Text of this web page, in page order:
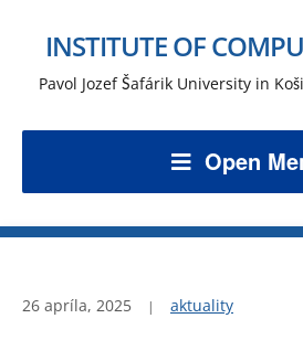
INSTITUTE OF
Pavol Jozef Šafárik University in
Open
26 apríla, 2025 aktuality